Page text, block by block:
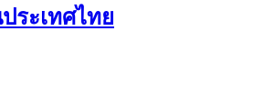
ระเทศไทย